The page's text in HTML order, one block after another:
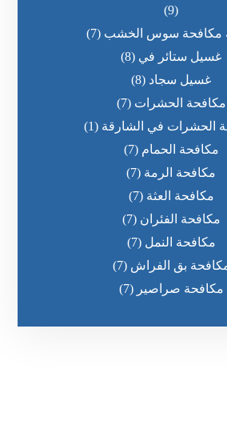
(9)
مكافحة سوس الخشب (7)
غسيل ستائر في (8)
غسيل سجاد (8)
مكافحة الحشرات (7)
الحشرات في الشارقة (1)
مكافحة الحمام (7)
مكافحة الرمة (7)
مكافحة العثة (7)
مكافحة الفئران (7)
مكافحة النمل (7)
بق الفراش (7)
مكافحة صراصير (7)